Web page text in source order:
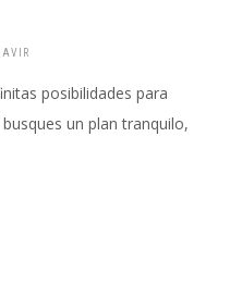
posibilidades para
un plan tranquilo,